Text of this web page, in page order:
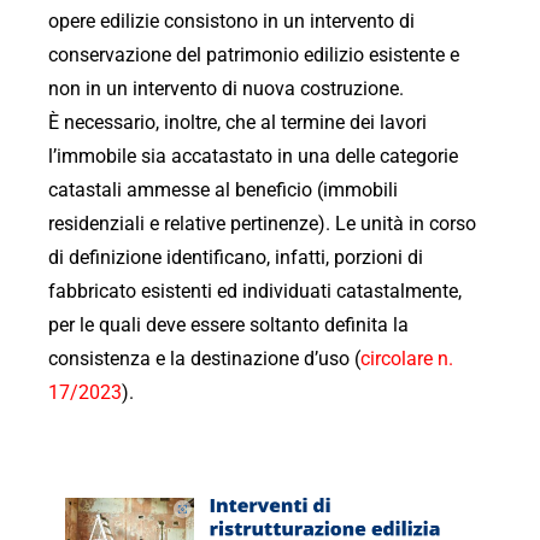
opere edilizie consistono in un intervento di
conservazione del patrimonio edilizio esistente e
non in un intervento di nuova costruzione.
È necessario, inoltre, che al termine dei lavori
l’immobile sia accatastato in una delle categorie
catastali ammesse al beneficio (immobili
residenziali e relative pertinenze). Le unità in corso
di definizione identificano, infatti, porzioni di
fabbricato esistenti ed individuati catastalmente,
per le quali deve essere soltanto definita la
consistenza e la destinazione d’uso (circolare n.
17/2023).